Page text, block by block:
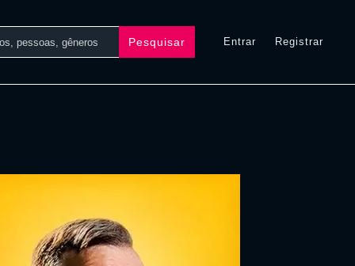
Pesquisar Entrar Registrar